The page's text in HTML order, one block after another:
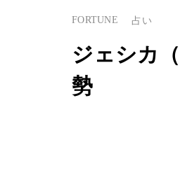
FORTUNE 占い
ジェシカ
勢